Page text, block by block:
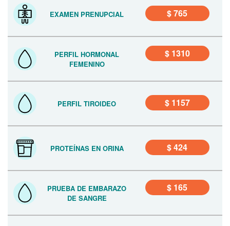
EXAMEN PRENUPCIAL $ 765
PERFIL HORMONAL
FEMENINO
$ 1310
PERFIL TIROIDEO $ 1157
PROTEÍNAS EN ORINA $ 424
PRUEBA DE EMBARAZO
DE SANGRE
$ 165